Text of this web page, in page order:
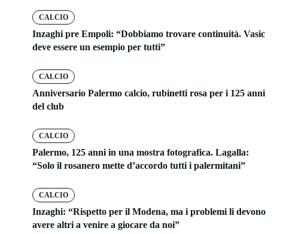
CALCIO
Inzaghi pre Empoli: “Dobbiamo trovare continuità. Vasic
deve essere un esempio per tutti”
CALCIO
Anniversario Palermo calcio, rubinetti rosa per i 125 anni
del club
CALCIO
Palermo, 125 anni in una mostra fotografica. Lagalla:
“Solo il rosanero mette d’accordo tutti i palermitani”
CALCIO
Inzaghi: “Rispetto per il Modena, ma i problemi li devono
avere altri a venire a giocare da noi”